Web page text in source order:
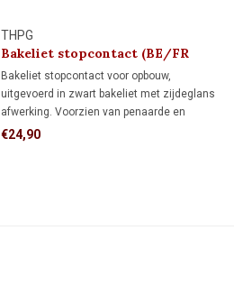
THPG
Bakeliet stopcontact (BE/FR
kindveilig) 1930
Bakeliet stopcontact voor opbouw,
uitgevoerd in zwart bakeliet met zijdeglans
afwerking. Voorzien van penaarde en
kinderbeveiliging. Geschikt voor bedrading
€24,90